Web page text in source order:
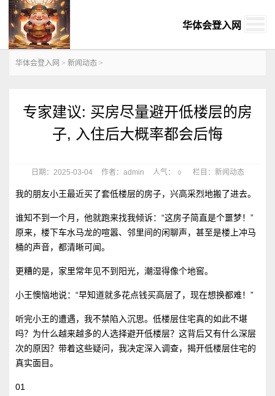
华体会登入网
华体会登入网 > 新闻动态 >
专家建议: 买房尽量避开低楼层的房
子, 入住后大概率都会后悔
日期：2025-03-04 作者：admin 人气： 0 栏目：新闻动态
我的朋友小王最近买了套低楼层的房子，兴高采烈地搬了进去。
谁知不到一个月，他就跑来找我倾诉：“这房子简直是个噩梦！”
原来，楼下车水马龙的喧嚣、邻里间的闲聊声，甚至是楼上冲马
桶的声音，都清晰可闻。
更糟的是，家里常年见不到阳光，潮湿得像个地窖。
小王懊恼地说：“早知道就多花点钱买高层了，现在想换都难！”
听完小王的遭遇，我不禁陷入沉思。低楼层住宅真的如此不堪
吗？为什么越来越多的人选择避开低楼层？这背后又有什么深层
次的原因？带着这些疑问，我决定深入调查，揭开低楼层住宅的
真实面目。
01